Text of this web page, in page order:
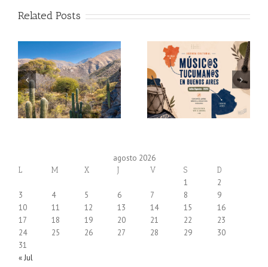
Related Posts
agosto 2026
L M X J V S D
« Jul
1
2
3
4 5 6 7 8
9
10
11 12 13 14 15
16
17
18 19 20 21 22
23
24
25 26 27 28 29
30
31